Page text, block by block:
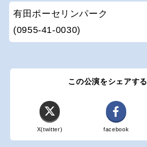
有田ポーセリンパーク
(0955-41-0030)
この公演をシェアする
X(twitter) facebook